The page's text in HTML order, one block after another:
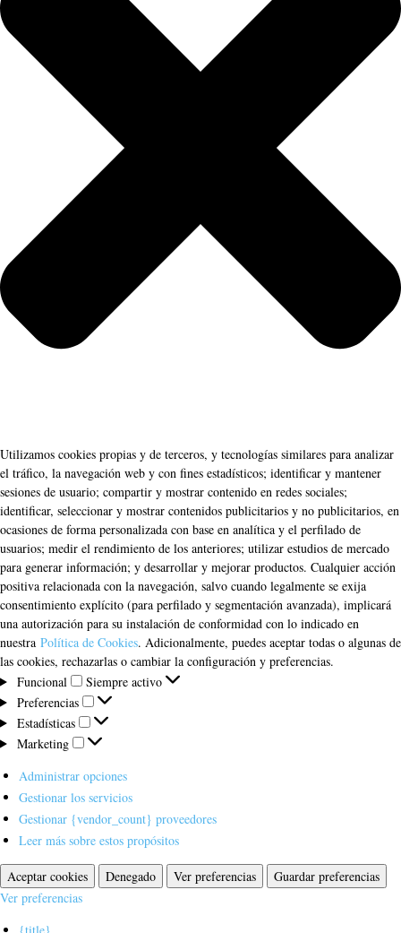
Utilizamos cookies propias y de terceros, y tecnologías similares para analizar
el tráfico, la navegación web y con fines estadísticos; identificar y mantener
sesiones de usuario; compartir y mostrar contenido en redes sociales;
identificar, seleccionar y mostrar contenidos publicitarios y no publicitarios, en
ocasiones de forma personalizada con base en analítica y el perfilado de
usuarios; medir el rendimiento de los anteriores; utilizar estudios de mercado
para generar información; y desarrollar y mejorar productos. Cualquier acción
positiva relacionada con la navegación, salvo cuando legalmente se exija
consentimiento explícito (para perfilado y segmentación avanzada), implicará
una autorización para su instalación de conformidad con lo indicado en
nuestra Política de Cookies. Adicionalmente, puedes aceptar todas o algunas de
las cookies, rechazarlas o cambiar la configuración y preferencias.
Funcional
Funcional
Siempre activo
Preferencias
Preferencias
Estadísticas
Estadísticas
Marketing
Marketing
Administrar opciones
Gestionar los servicios
Gestionar {vendor_count} proveedores
Leer más sobre estos propósitos
Aceptar cookies Denegado Ver preferencias
Guardar preferencias
Ver preferencias
{title}